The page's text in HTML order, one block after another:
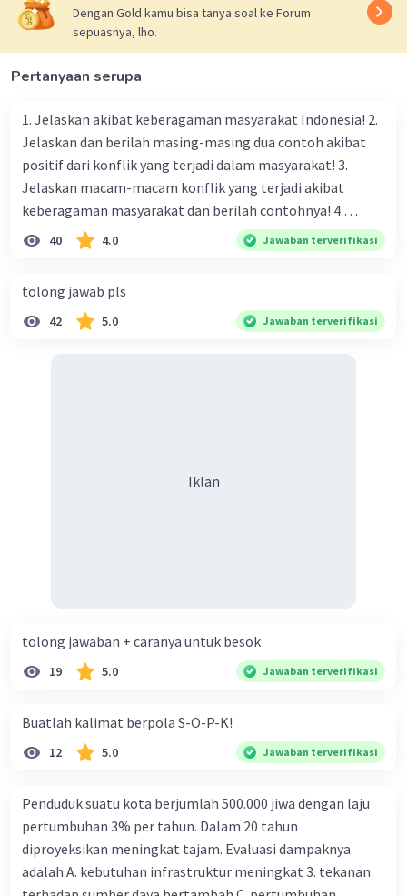
Dengan Gold kamu bisa tanya soal ke Forum
sepuasnya, lho.
Pertanyaan serupa
1. Jelaskan akibat keberagaman masyarakat Indonesia! 2.
Jelaskan dan berilah masing-masing dua contoh akibat
positif dari konflik yang terjadi dalam masyarakat! 3.
Jelaskan macam-macam konflik yang terjadi akibat
keberagaman masyarakat dan berilah contohnya! 4.
Mengapa dalam masyarakat yang memiliki keberagaman
bahasa, dan budaya. Berdasarkan pernyataan tersebut,
apa yang dapat kalian lakukan untuk menjaga
40 4.0 Jawaban terverifikasi
tolong jawab pls
42 5.0 Jawaban terverifikasi
Iklan
tolong jawaban + caranya untuk besok
19 5.0 Jawaban terverifikasi
Buatlah kalimat berpola S-O-P-K!
12 5.0 Jawaban terverifikasi
Penduduk suatu kota berjumlah 500.000 jiwa dengan laju
pertumbuhan 3% per tahun. Dalam 20 tahun
diproyeksikan meningkat tajam. Evaluasi dampaknya
adalah A. kebutuhan infrastruktur meningkat 3. tekanan